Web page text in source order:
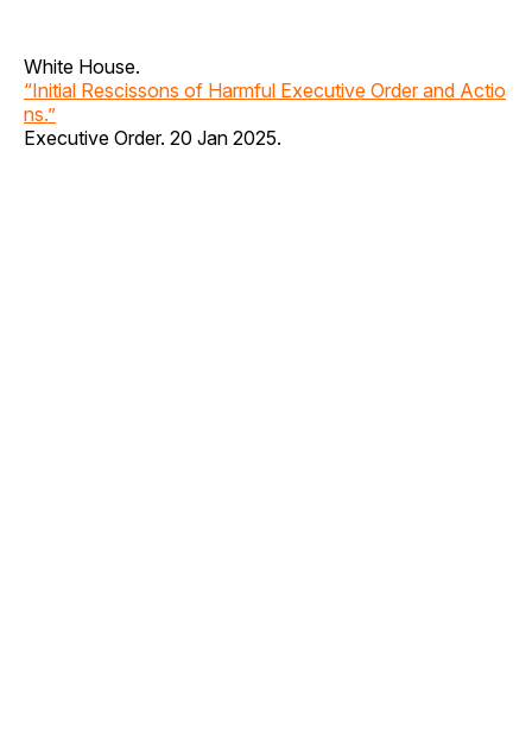
White House.
“Initial Rescissons of Harmful Executive Order and Actio
ns.”
Executive Order. 20 Jan 2025.